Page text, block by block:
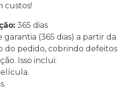
custos!
365 dias
garantia (365 dias) a partir da
do pedido, cobrindo defeitos
Isso inclui: